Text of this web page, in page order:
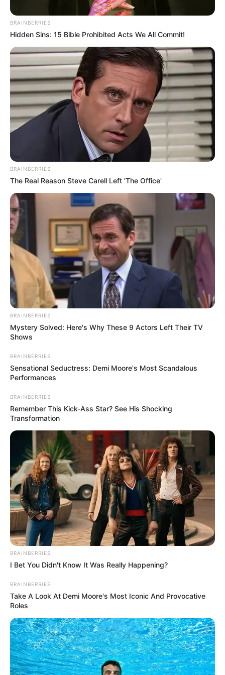
SABANETA - ANTIOQUIA
Catalina Díaz: La madre que
transformó el cáncer ocular de su hijo
en una corporación para salvar a más
de 50 niños
CONCEJAL
posesionó el presidente
CORPORACION
Corporación Picacho con
Futuro deberá entregar su
sede a la Alcaldía de
Medellín
DANIEL QUINTERO CALLE
del alcalde de Medellín,
Daniel Quintero
POLICÍA
Ciudadano fue encontrado
muerto al interior del baño
de una corporación en La
Gaviota
TOLIMA
será mecanismo de
año
TOLIMA
Gobernador del Tolima le
apunta a mejorar el
Festival Folclórico en el
BRAINBERRIES
Hidden Sins: 15 Bible Prohibited Acts We All Commit!
BRAINBERRIES
The Real Reason Steve Carell Left 'The Office'
BRAINBERRIES
Mystery Solved: Here's Why These 9 Actors Left Their TV
Shows
BRAINBERRIES
Sensational Seductress: Demi Moore's Most Scandalous
Performances
BRAINBERRIES
Remember This Kick-Ass Star? See His Shocking
Transformation
BRAINBERRIES
I Bet You Didn't Know It Was Really Happening?
BRAINBERRIES
Take A Look At Demi Moore's Most Iconic And Provocative
Roles